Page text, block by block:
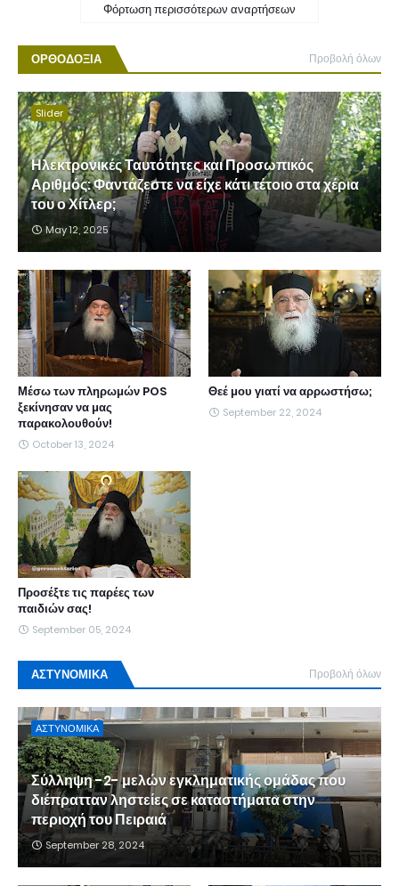
Φόρτωση περισσότερων αναρτήσεων
ΟΡΘΟΔΟΞΙΑ Προβολή όλων
Slider
Ηλεκτρονικές Ταυτότητες και Προσωπικός
Αριθμός: Φαντάζεστε να είχε κάτι τέτοιο στα χέρια
του ο Χίτλερ;
May 12, 2025
Μέσω των πληρωμών POS
ξεκίνησαν να μας
παρακολουθούν!
October 13, 2024
Θεέ μου γιατί να αρρωστήσω;
September 22, 2024
Προσέξτε τις παρέες των
παιδιών σας!
September 05, 2024
ΑΣΤΥΝΟΜΙΚΑ Προβολή όλων
ΑΣΤΥΝΟΜΙΚΑ
Σύλληψη -2- μελών εγκληματικής ομάδας που
διέπρατταν ληστείες σε καταστήματα στην
περιοχή του Πειραιά
September 28, 2024